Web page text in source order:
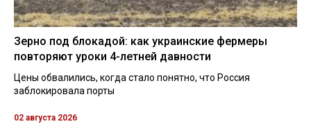
Зерно под блокадой: как украинские фермеры
повторяют уроки 4-летней давности
Цены обвалились, когда стало понятно, что Россия
заблокировала порты
02 августа 2026